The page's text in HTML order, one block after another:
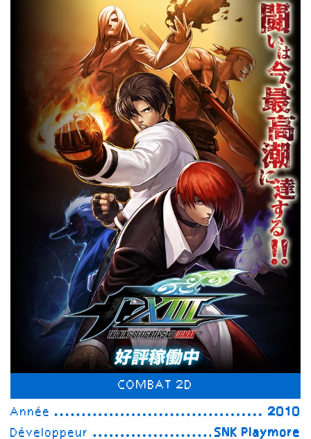
COMBAT 2D
Année
2010
Développeur
SNK Playmore